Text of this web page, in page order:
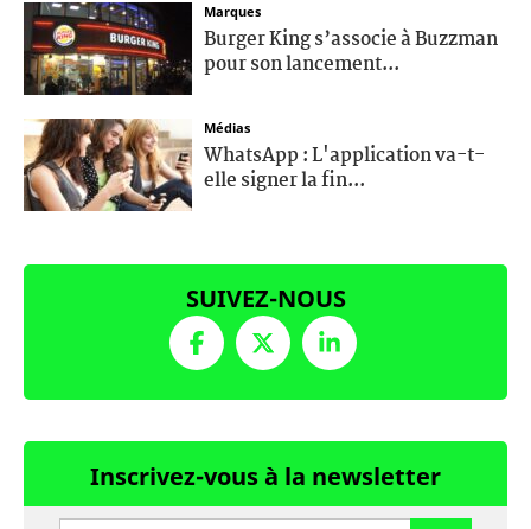
Marques
Burger King s’associe à Buzzman
pour son lancement...
Médias
WhatsApp : L'application va-t-
elle signer la fin...
SUIVEZ-NOUS
Inscrivez-vous à la newsletter